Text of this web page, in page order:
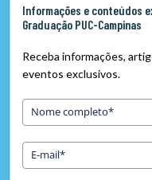
Informações e conteúdos
Graduação PUC-Campinas
Receba informações,
eventos exclusivos.